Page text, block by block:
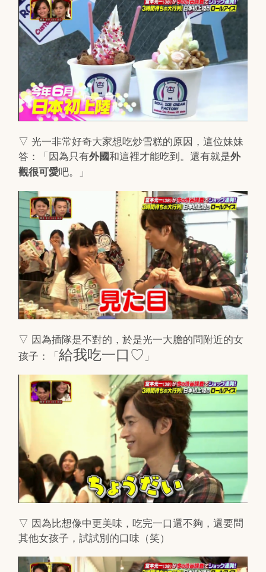
▽ 光一非常好奇大家想吃炒雪糕的原因，這位妹妹
答：「因為只有外國和這裡才能吃到。還有就是外
觀很可愛吧。」
▽ 因為插隊是不對的，於是光一大膽的問附近的女
孩子：「給我吃一口♡ 」
▽ 因為比想像中更美味，吃完一口還不夠，還要問
其他女孩子，試試別的口味（笑）